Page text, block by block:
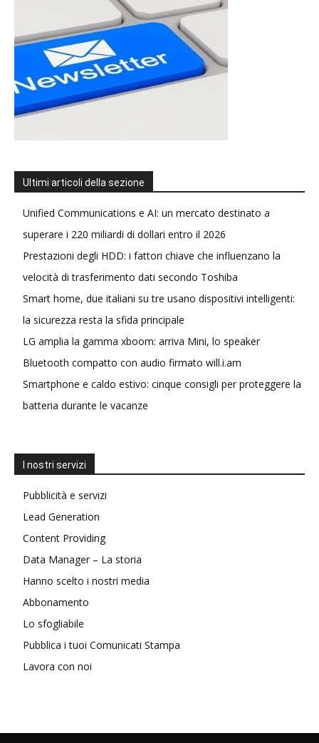
Ultimi articoli della sezione
Unified Communications e AI: un mercato destinato a
superare i 220 miliardi di dollari entro il 2026
Prestazioni degli HDD: i fattori chiave che influenzano la
velocità di trasferimento dati secondo Toshiba
Smart home, due italiani su tre usano dispositivi intelligenti:
la sicurezza resta la sfida principale
LG amplia la gamma xboom: arriva Mini, lo speaker
Bluetooth compatto con audio firmato will.i.am
Smartphone e caldo estivo: cinque consigli per proteggere la
batteria durante le vacanze
I nostri servizi
Pubblicità e servizi
Lead Generation
Content Providing
Data Manager – La storia
Hanno scelto i nostri media
Abbonamento
Lo sfogliabile
Pubblica i tuoi Comunicati Stampa
Lavora con noi